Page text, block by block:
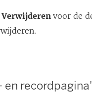
Verwijderen voor de
en